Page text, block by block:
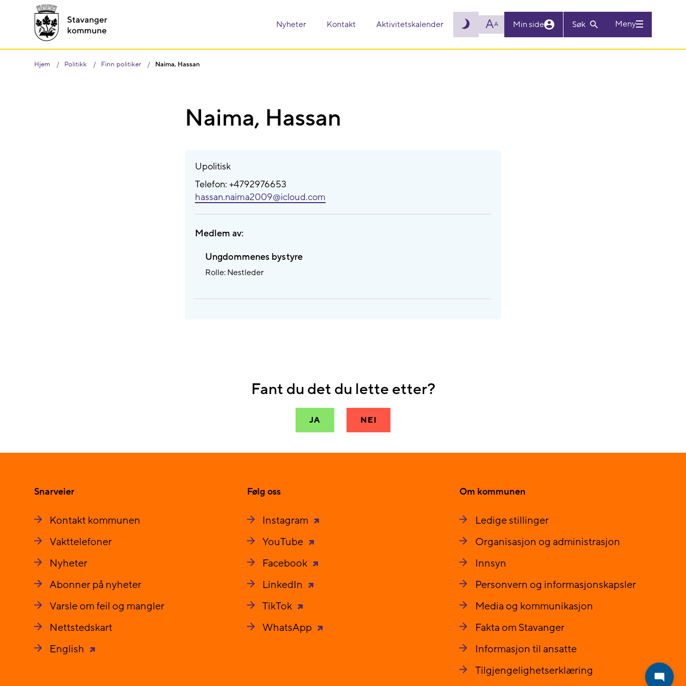
Nyheter Kontakt Aktivitetskalender AA Min side Søk Meny
Hjem Politikk Finn politiker Naima, Hassan
Naima, Hassan
Upolitisk
Telefon: +4792976653
hassan.naima2009@​icloud.com
Medlem av:
Ungdommenes bystyre
Rolle: Nestleder
Fant du det du lette etter?
JA NEI
Snarveier
Kontakt kommunen
Vakttelefoner
Nyheter
Abonner på nyheter
Varsle om feil og mangler
Nettstedskart
English
Følg oss
Instagram
YouTube
Facebook
LinkedIn
TikTok
WhatsApp
Om kommunen
Ledige stillinger
Organisasjon og administrasjon
Innsyn
Personvern og informasjonskapsler
Media og kommunikasjon
Fakta om Stavanger
Informasjon til ansatte
Tilgjengelighetserklæring